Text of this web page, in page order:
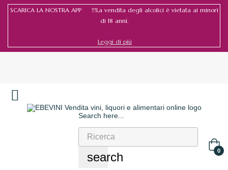
SCARICA LA NOSTRA APP !!!La vendita degli alcolici è vietata ai minori
di 18 anni.
Leggi di più
Search here...
search 0